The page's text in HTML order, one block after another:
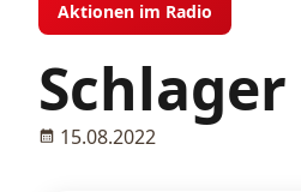
Aktionen im Radio
15.08.2022